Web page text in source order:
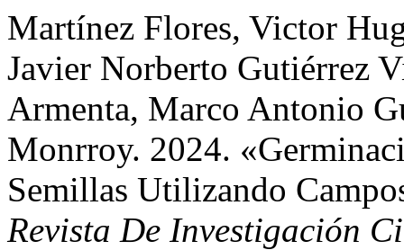
Martínez Flores, Victor
Javier Norberto Gutiérrez
Armenta, Marco Antonio
Monrroy. 2024.
Semillas Utilizando
Revista De Investigación